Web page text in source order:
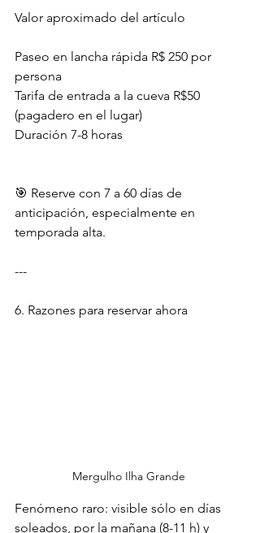
Valor aproximado del artículo
Paseo en lancha rápida R$ 250 por
persona
Tarifa de entrada a la cueva R$50
(pagadero en el lugar)
Duración 7-8 horas
🎯 Reserve con 7 a 60 días de
anticipación, especialmente en
temporada alta.
---
6. Razones para reservar ahora
Mergulho Ilha Grande
Fenómeno raro: visible sólo en días
soleados, por la mañana (8-11 h) y